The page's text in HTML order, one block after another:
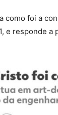
como foi a
e responde a